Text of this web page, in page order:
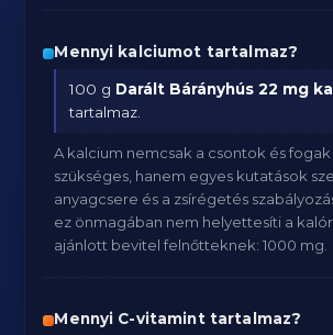
Mennyi kalciumot tartalmaz?
100 g Darált Bárányhús 22 mg
tartalmaz.
A kalcium nemcsak a csontok és
szükséges, hanem egyes kutatások
anyagcsere és a zsírégetés
ez önmagában nem helyettesíti a
ajánlott bevitel felnőtteknek: 1000 mg.
Mennyi C-vitamint tartalmaz?